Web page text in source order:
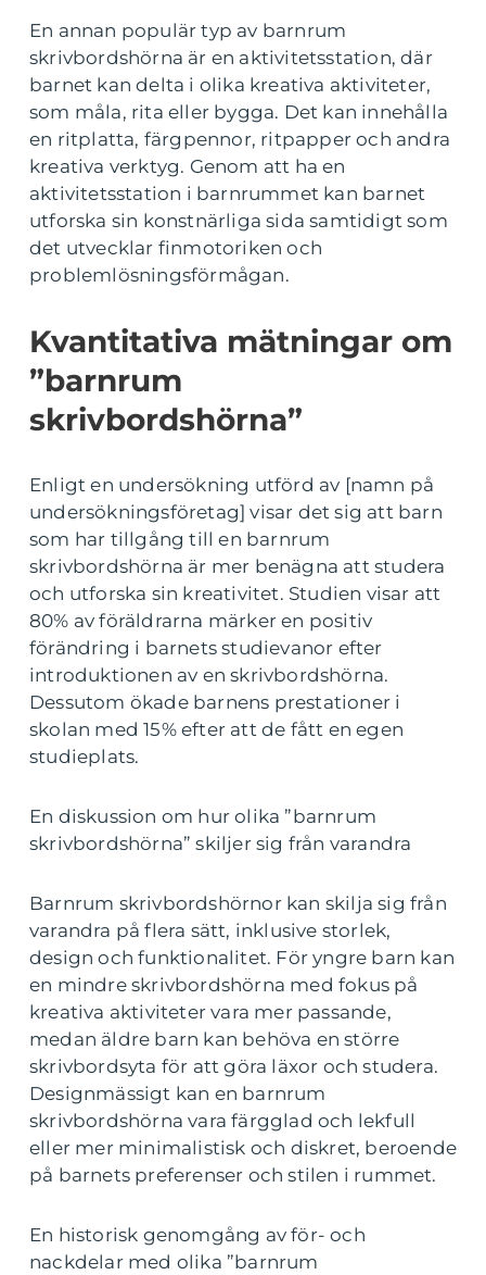
En annan populär typ av barnrum
skrivbordshörna är en aktivitetsstation, där
barnet kan delta i olika kreativa aktiviteter,
som måla, rita eller bygga. Det kan innehålla
en ritplatta, färgpennor, ritpapper och andra
kreativa verktyg. Genom att ha en
aktivitetsstation i barnrummet kan barnet
utforska sin konstnärliga sida samtidigt som
det utvecklar finmotoriken och
problemlösningsförmågan.
Kvantitativa mätningar om
”barnrum
skrivbordshörna”
Enligt en undersökning utförd av [namn på
undersökningsföretag] visar det sig att barn
som har tillgång till en barnrum
skrivbordshörna är mer benägna att studera
och utforska sin kreativitet. Studien visar att
80% av föräldrarna märker en positiv
förändring i barnets studievanor efter
introduktionen av en skrivbordshörna.
Dessutom ökade barnens prestationer i
skolan med 15% efter att de fått en egen
studieplats.
En diskussion om hur olika ”barnrum
skrivbordshörna” skiljer sig från varandra
Barnrum skrivbordshörnor kan skilja sig från
varandra på flera sätt, inklusive storlek,
design och funktionalitet. För yngre barn kan
en mindre skrivbordshörna med fokus på
kreativa aktiviteter vara mer passande,
medan äldre barn kan behöva en större
skrivbordsyta för att göra läxor och studera.
Designmässigt kan en barnrum
skrivbordshörna vara färgglad och lekfull
eller mer minimalistisk och diskret, beroende
på barnets preferenser och stilen i rummet.
En historisk genomgång av för- och
nackdelar med olika ”barnrum